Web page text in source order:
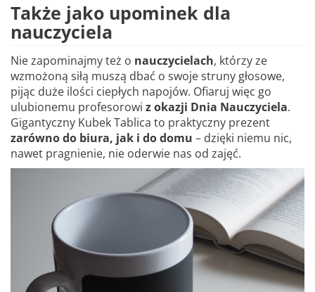
Także jako upominek dla
nauczyciela
Nie zapominajmy też o nauczycielach, którzy ze
wzmożoną siłą muszą dbać o swoje struny głosowe,
pijąc duże ilości ciepłych napojów. Ofiaruj więc go
ulubionemu profesorowi z okazji Dnia Nauczyciela.
Gigantyczny Kubek Tablica to praktyczny prezent
zarówno do biura, jak i do domu – dzięki niemu nic,
nawet pragnienie, nie oderwie nas od zajęć.